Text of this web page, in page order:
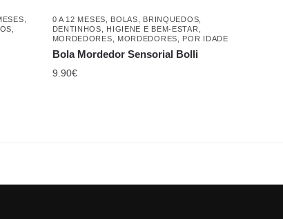
,
,
0 A 12 MESES, BOLAS, BRINQUEDOS,
DENTINHOS, HIGIENE E BEM-ESTAR,
MORDEDORES, MORDEDORES, POR IDADE
Bola Mordedor Sensorial Bolli
9.90€